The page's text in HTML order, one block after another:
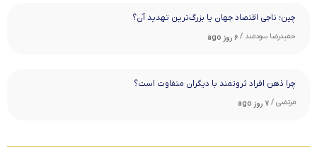
چین؛ ناجی اقتصاد جهان یا بزرگ‌ترین تهدید آن؟
حمیدرضا سودمند / 6 روز ago
چرا ذهن افراد ثروتمند با دیگران متفاوت است؟
مرتضی / 7 روز ago